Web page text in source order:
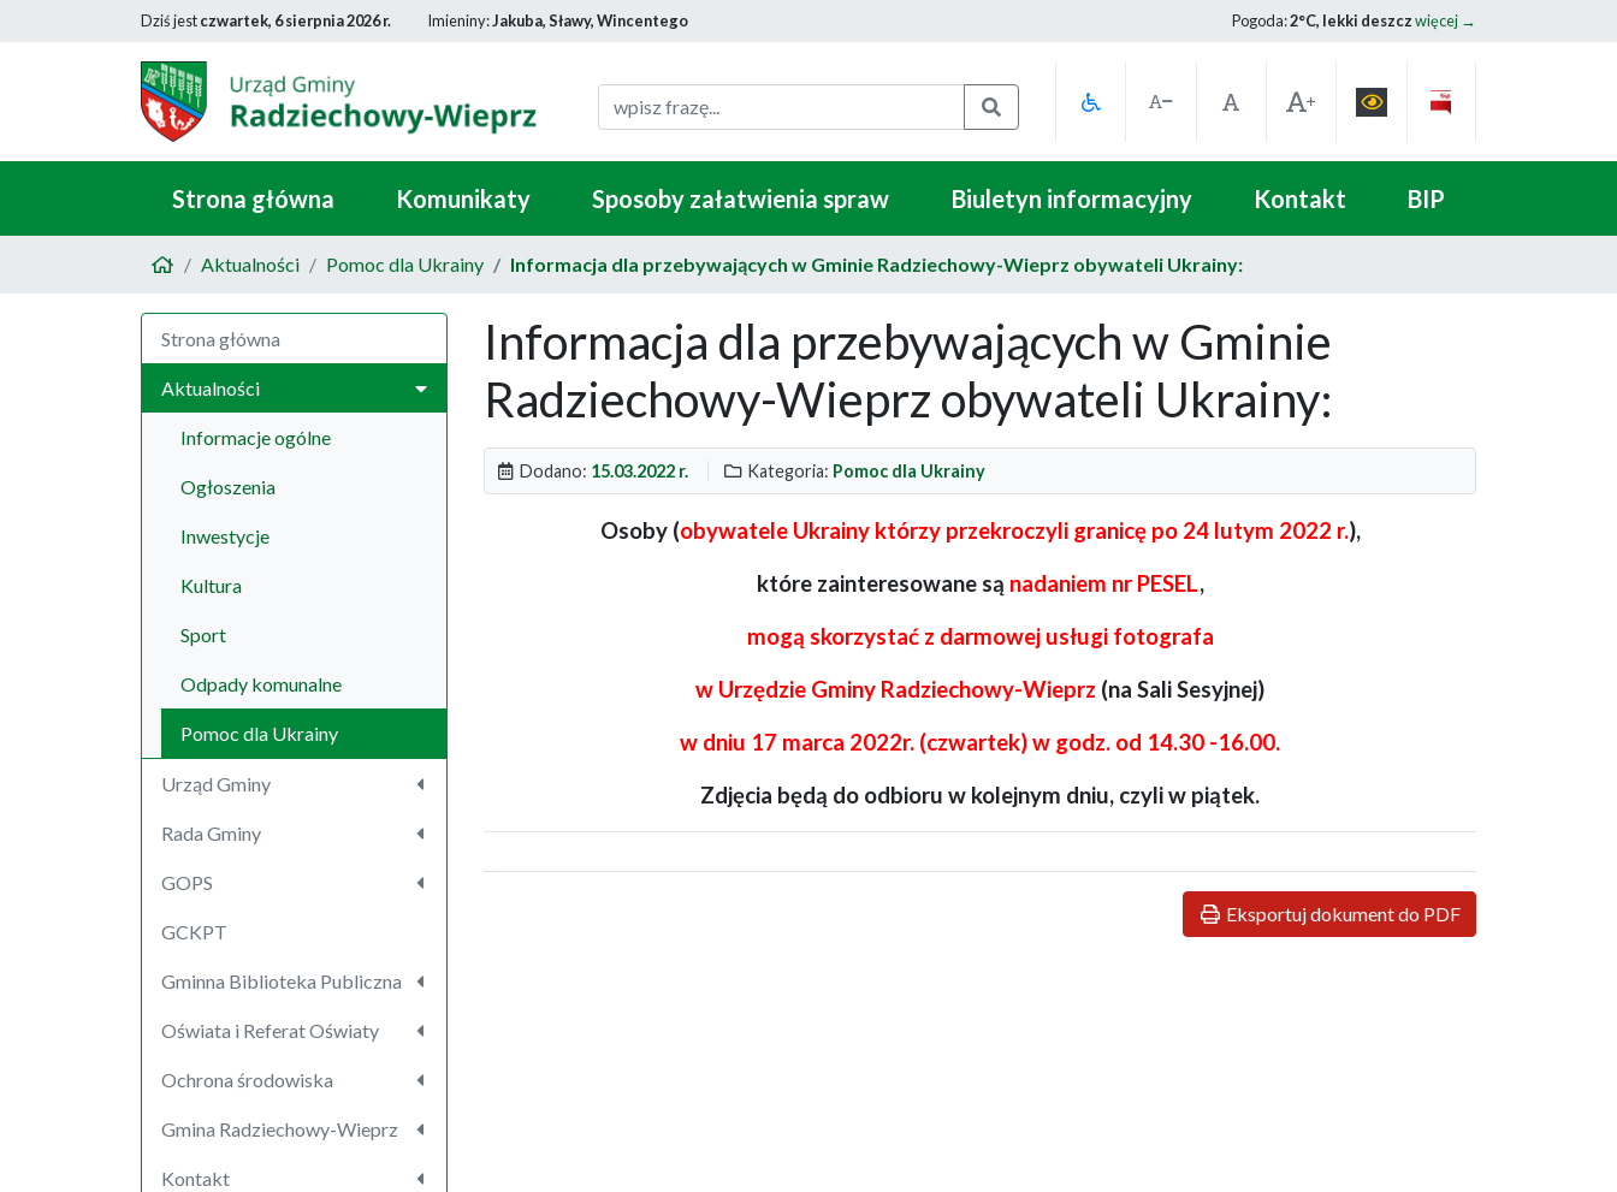
Dziś jestczwartek, 6 sierpnia 2026 r. Imieniny:Jakuba, Sławy, Wincentego Pogoda:2°C, lekki deszczwięcej →
Szukaj
Strona główna Komunikaty Sposoby załatwienia spraw Biuletyn informacyjny Kontakt BIP
Aktualności Pomoc dla Ukrainy Informacja dla przebywających w Gminie Radziechowy-Wieprz obywateli Ukrainy:
Strona główna
Aktualności
Informacje ogólne
Ogłoszenia
Inwestycje
Kultura
Sport
Odpady komunalne
Pomoc dla Ukrainy
Urząd Gminy
Rada Gminy
GOPS
GCKPT
Gminna Biblioteka Publiczna
Oświata i Referat Oświaty
Ochrona środowiska
Gmina Radziechowy-Wieprz
Kontakt
Informacja dla przebywających w Gminie
Radziechowy-Wieprz obywateli Ukrainy:
Dodano: 15.03.2022 r. Kategoria: Pomoc dla Ukrainy
Osoby (obywatele Ukrainy którzy przekroczyli granicę po 24 lutym 2022 r.),
które zainteresowane są nadaniem nr PESEL,
mogą skorzystać z darmowej usługi fotografa
w Urzędzie Gminy Radziechowy-Wieprz (na Sali Sesyjnej)
w dniu 17 marca 2022r. (czwartek) w godz. od 14.30 -16.00.
Zdjęcia będą do odbioru w kolejnym dniu, czyli w piątek.
Eksportuj dokument do PDF